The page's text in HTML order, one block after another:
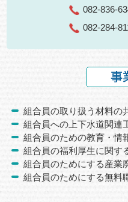
082-836-
082-284-
事
組合員の取り扱う材料の
組合員への上下水道関連
組合員のための教育・情
組合員の福利厚生に関す
組合員のためにする産業
組合員のためにする無料